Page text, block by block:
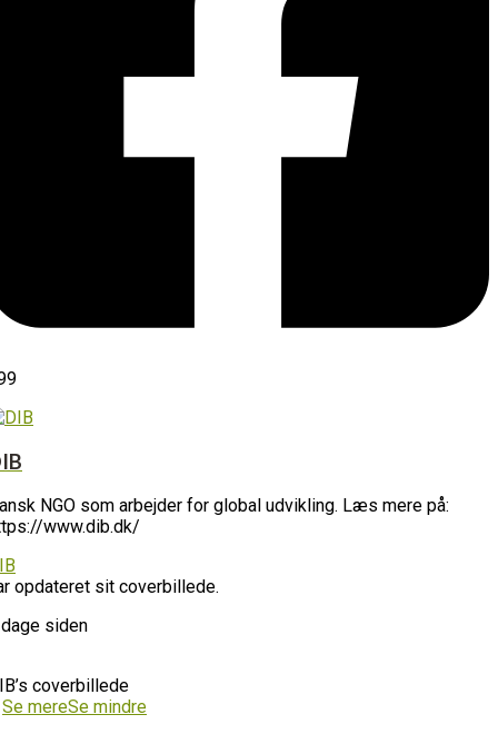
NGO som arbejder for global udvikling. Læs mere på:
www.dib.dk/
opdateret sit coverbillede.
siden
coverbillede
Se mereSe mindre